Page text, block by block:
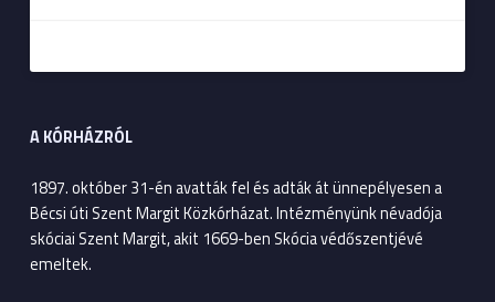
A KÓRHÁZRÓL
1897. október 31-én avatták fel és adták át ünnepélyesen a
Bécsi úti Szent Margit Közkórházat. Intézményünk névadója
skóciai Szent Margit, akit 1669-ben Skócia védőszentjévé
emeltek.